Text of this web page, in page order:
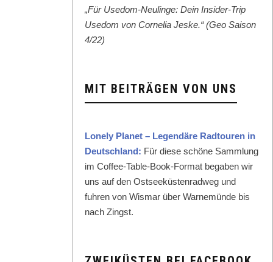
„Für Use­dom-Neulinge: Dein Insid­er-Trip
Use­dom von Cor­nelia Jeske.“ (Geo Sai­son
4/22)
MIT BEITRÄGEN VON UNS
Lone­ly Plan­et – Leg­endäre Rad­touren in
Deutsch­land: Für diese schöne Samm­lung
im Cof­fee-Table-Book-For­mat begaben wir
uns auf den Ost­seeküsten­rad­weg und
fuhren von Wis­mar über Warnemünde bis
nach Zingst.